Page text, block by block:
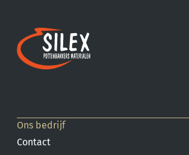
Ons bedrijf
Contact